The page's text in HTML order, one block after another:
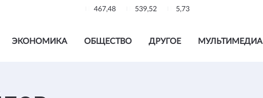
467,48 539,52 5,73
ЭКОНОМИКА ОБЩЕСТВО ДРУГОЕ МУЛЬТИМЕДИА